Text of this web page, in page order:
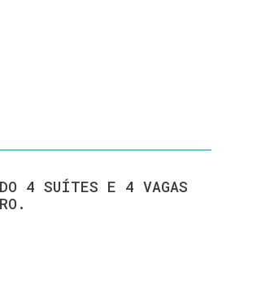
4 SUÍTES E 4 VAGAS